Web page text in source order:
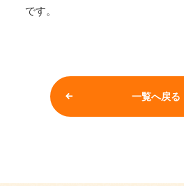
です。
一覧へ戻る